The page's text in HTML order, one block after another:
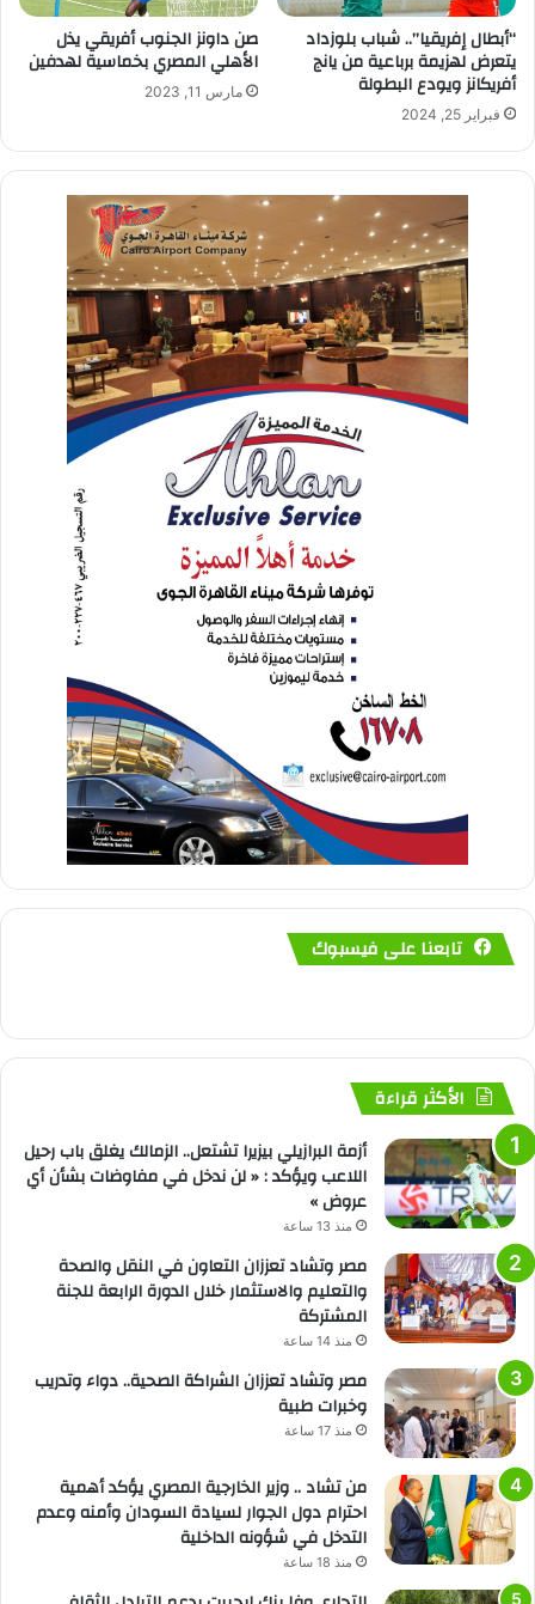
“أبطال إفريقيا”.. شباب بلوزداد
يتعرض لهزيمة برباعية من يانج
أفريكانز ويودع البطولة
فبراير 25, 2024
صن داونز الجنوب أفريقي يذل
الأهلي المصري بخماسية لهدفين
مارس 11, 2023
تابعنا على فيسبوك
الأكثر قراءة
أزمة البرازيلي بيزيرا تشتعل.. الزمالك يغلق باب رحيل
اللاعب ويؤكد : « لن ندخل في مفاوضات بشأن أي
عروض »
منذ 13 ساعة
مصر وتشاد تعززان التعاون في النقل والصحة
والتعليم والاستثمار خلال الدورة الرابعة للجنة
المشتركة
منذ 14 ساعة
مصر وتشاد تعززان الشراكة الصحية.. دواء وتدريب
وخبرات طبية
منذ 17 ساعة
من تشاد .. وزير الخارجية المصري يؤكد أهمية
احترام دول الجوار لسيادة السودان وأمنه وعدم
التدخل في شؤونه الداخلية
منذ 18 ساعة